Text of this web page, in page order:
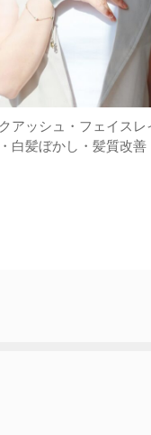
アッシュ・フェイスレ
白髪ぼかし・髪質改善